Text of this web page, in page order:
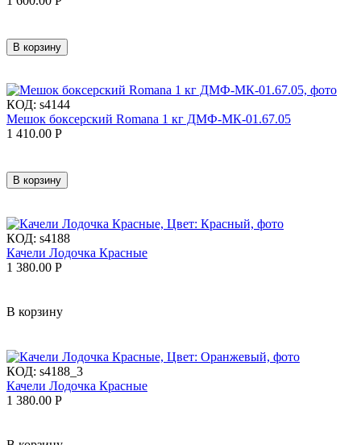
В корзину
КОД: s4144
Мешок боксерский Romana 1 кг ДМФ-МК-01.67.05
1 410.00 Р
В корзину
КОД: s4188
Качели Лодочка Красные
1 380.00 Р
В корзину
КОД: s4188_3
Качели Лодочка Красные
1 380.00 Р